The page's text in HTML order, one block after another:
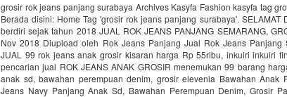
grosir rok jeans panjang surabaya Archives Kasyfa Fashion kasyfa tag
Berada disini: Home Tag 'grosir rok jeans panjang surabaya'. SELAMAT
berdiri sejak tahun 2018 JUAL ROK JEANS PANJANG SEMARANG,
Nov 2018 Diupload oleh Rok Jeans Panjang Jual Rok Jeans Panjang
JUAL 99 rok jeans anak grosir kisaran harga Rp 55ribu, inkuiri inkuiri
pencarian jual ROK JEANS ANAK GROSIR menemukan 99 barang
anak sd, bawahan perempuan denim, grosir elevenia Bawahan Anak
Jeans Navy Panjang Anak Sd, Bawahan Perempuan Denim, Grosir